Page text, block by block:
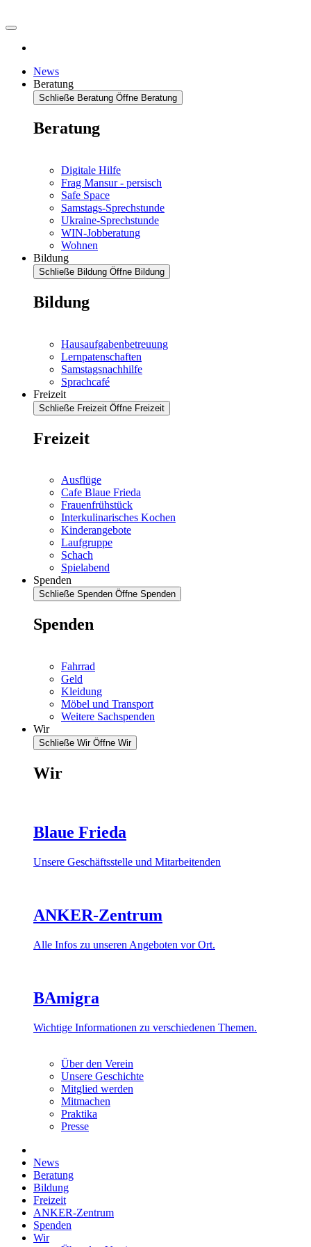
News
Beratung
Schließe Beratung Öffne Beratung
Beratung
Digitale Hilfe
Frag Mansur - persisch
Safe Space
Samstags-Sprechstunde
Ukraine-Sprechstunde
WIN-Jobberatung
Wohnen
Bildung
Schließe Bildung Öffne Bildung
Bildung
Hausaufgabenbetreuung
Lernpatenschaften
Samstagsnachhilfe
Sprachcafé
Freizeit
Schließe Freizeit Öffne Freizeit
Freizeit
Ausflüge
Cafe Blaue Frieda
Frauenfrühstück
Interkulinarisches Kochen
Kinderangebote
Laufgruppe
Schach
Spielabend
Spenden
Schließe Spenden Öffne Spenden
Spenden
Fahrrad
Geld
Kleidung
Möbel und Transport
Weitere Sachspenden
Wir
Schließe Wir Öffne Wir
Wir
Blaue Frieda
Unsere Geschäftsstelle und Mitarbeitenden
ANKER-Zentrum
Alle Infos zu unseren Angeboten vor Ort.
BAmigra
Wichtige Informationen zu verschiedenen Themen.
Über den Verein
Unsere Geschichte
Mitglied werden
Mitmachen
Praktika
Presse
News
Beratung
Bildung
Freizeit
ANKER-Zentrum
Spenden
Wir